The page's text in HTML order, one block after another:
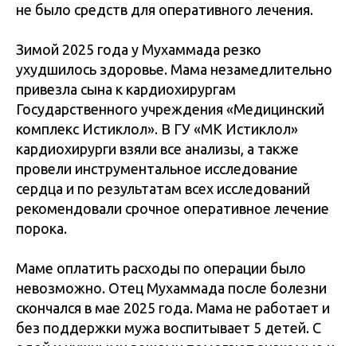
не было средств для оперативного лечения.
Зимой 2025 года у Мухаммада резко
ухудшилось здоровье. Мама незамедлительно
привезла сына к кардиохирургам
Государственного учреждения «Медицинский
комплекс Истиклол». В ГУ «МК Истиклол»
кардиохирурги взяли все анализы, а также
провели инструментальное исследование
сердца и по результатам всех исследований
рекомендовали срочное оперативное лечение
порока.
Маме оплатить расходы по операции было
невозможно. Отец Мухаммада после болезни
скончался в мае 2025 года. Мама не работает и
без поддержки мужа воспитывает 5 детей. С